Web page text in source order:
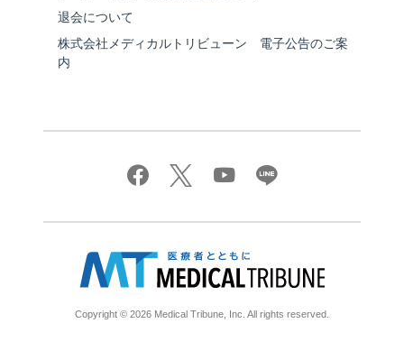
退会について
株式会社メディカルトリビューン 電子公告のご案
内
Copyright © 2026 Medical Tribune, Inc. All rights reserved.